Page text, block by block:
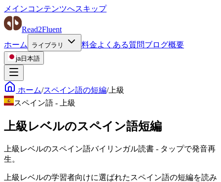
メインコンテンツへスキップ
Read2Fluent
ホーム
ライブラリ 料金よくある質問ブログ概要
ja日本語
ホーム/スペイン語の短編/上級
スペイン語 - 上級
上級レベルのスペイン語短編
上級レベルのスペイン語バイリンガル読書 - タップで発音再
生。
上級レベルの学習者向けに選ばれたスペイン語の短編を読み